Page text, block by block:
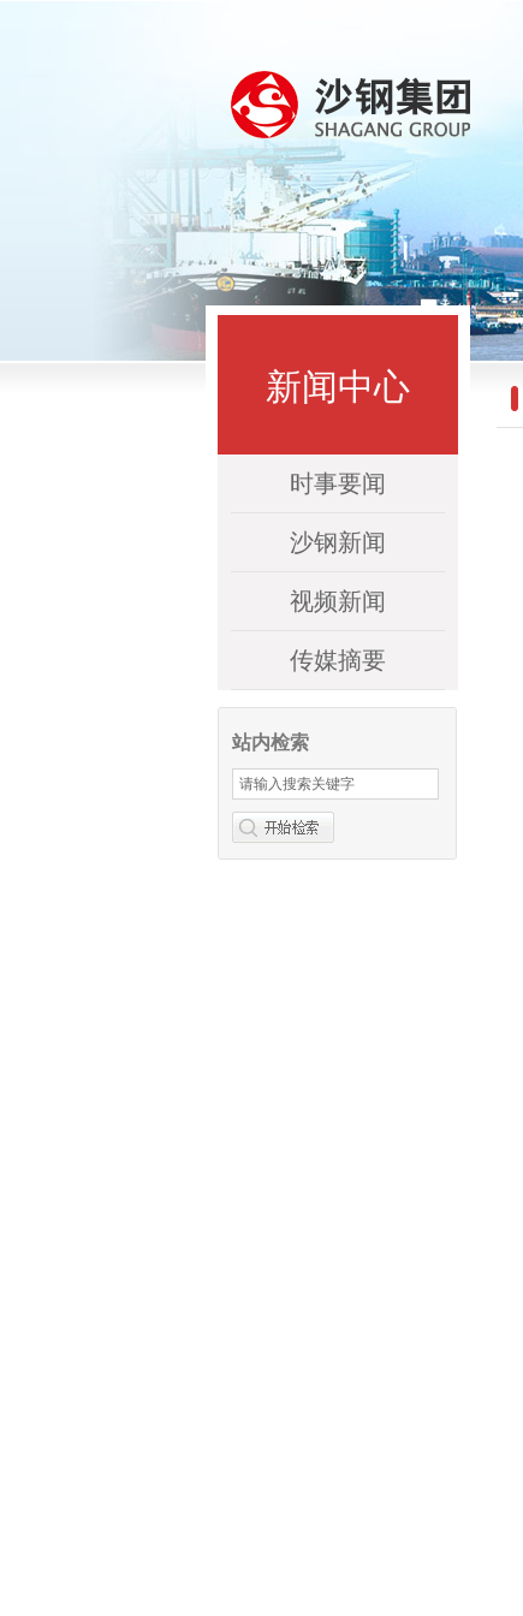
沙钢集团
新闻中心
时事要闻
沙钢新闻
视频新闻
传媒摘要
站内检索